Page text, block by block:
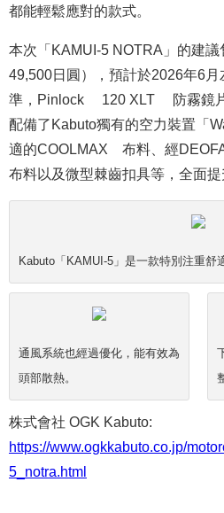
都能輕鬆應對的款式。
本次「KAMUI-5 NOTRA」的建
49,500日圓），預計於2026年6
準，Pinlock® 120 XLT® 防霧鏡
配備了Kabuto獨有的空力裝置「
適的COOLMAX®布料、經
布料以及微型棘齒扣具等，全面提
Kabuto「KAMUI-5」是一款特別注重舒
通風系統也經過優化，能有效為
頭部散熱。
株式會社 OGK Kabuto:
https://www.ogkkabuto.co.jp/
5_notra.html